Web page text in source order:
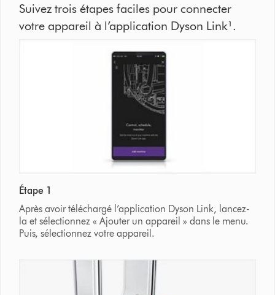
Suivez trois étapes faciles pour connecter
votre appareil à l’application Dyson Link¹.
Étape 1
Après avoir téléchargé l’application Dyson Link, lancez-
la et sélectionnez « Ajouter un appareil » dans le menu.
Puis, sélectionnez votre appareil.